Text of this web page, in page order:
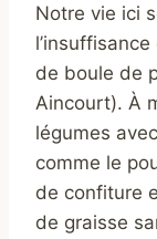
Notre vie ici
de boule de
Aincourt). À
légumes
comme le
de confiture
de graisse